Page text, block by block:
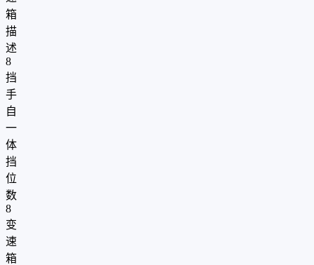
箱
描
述
8
挡
手
自
一
体
挡
位
数
8
变
速
箱